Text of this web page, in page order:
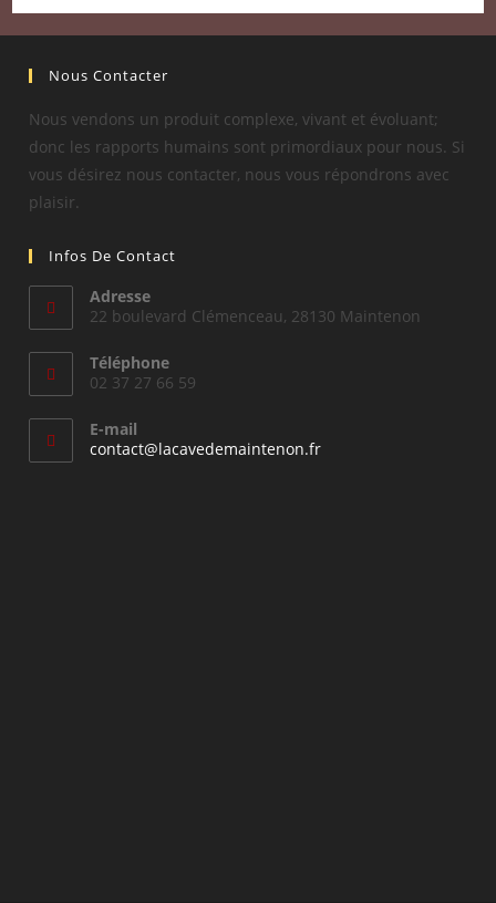
Nous Contacter
Nous vendons un produit complexe, vivant et évoluant;
donc les rapports humains sont primordiaux pour nous. Si
vous désirez nous contacter, nous vous répondrons avec
plaisir.
Infos De Contact
Adresse
22 boulevard Clémenceau, 28130 Maintenon
Téléphone
02 37 27 66 59
E-mail
contact@lacavedemaintenon.frS’ouvre